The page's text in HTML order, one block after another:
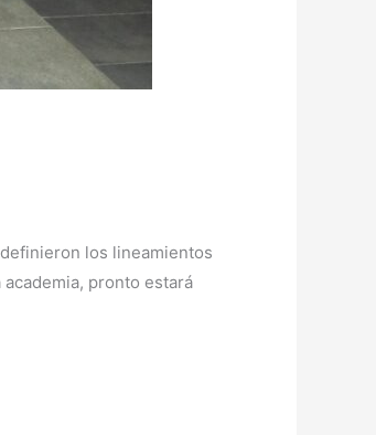
los lineamientos
pronto estará